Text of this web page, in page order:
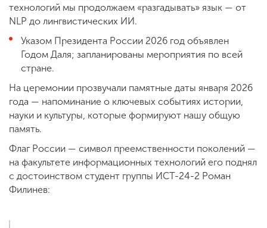
технологий мы продолжаем «разгадывать» язык — от
NLP до лингвистических ИИ.
Указом Президента России 2026 год объявлен
Годом Даля; запланированы мероприятия по всей
стране.
На церемонии прозвучали памятные даты января 2026
года — напоминание о ключевых событиях истории,
науки и культуры, которые формируют нашу общую
память.
Флаг России — символ преемственности поколений —
на факультете информационных технологий его поднял
с достоинством студент группы ИСТ-24-2 Роман
Филинев: